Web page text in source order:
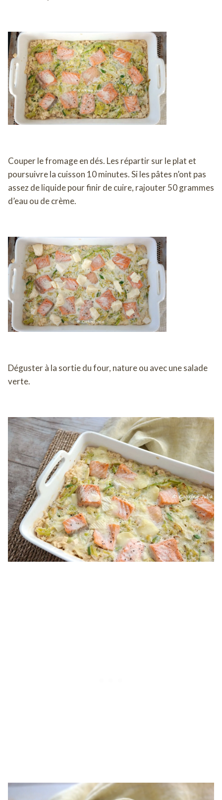
Couper le fromage en dés. Les répartir sur le plat et
poursuivre la cuisson 10 minutes. Si les pâtes n’ont pas
assez de liquide pour finir de cuire, rajouter 50 grammes
d’eau ou de crème.
Déguster à la sortie du four, nature ou avec une salade
verte.